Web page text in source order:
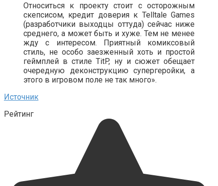
Относиться к проекту стоит с осторожным
скепсисом, кредит доверия к Telltale Games
(разработчики выходцы оттуда) сейчас ниже
среднего, а может быть и хуже. Тем не менее
жду с интересом. Приятный комиксовый
стиль, не особо заезженный хоть и простой
геймплей в стиле TitP, ну и сюжет обещает
очередную деконструкцию супергеройки, а
этого в игровом поле не так много».
Источник
Рейтинг